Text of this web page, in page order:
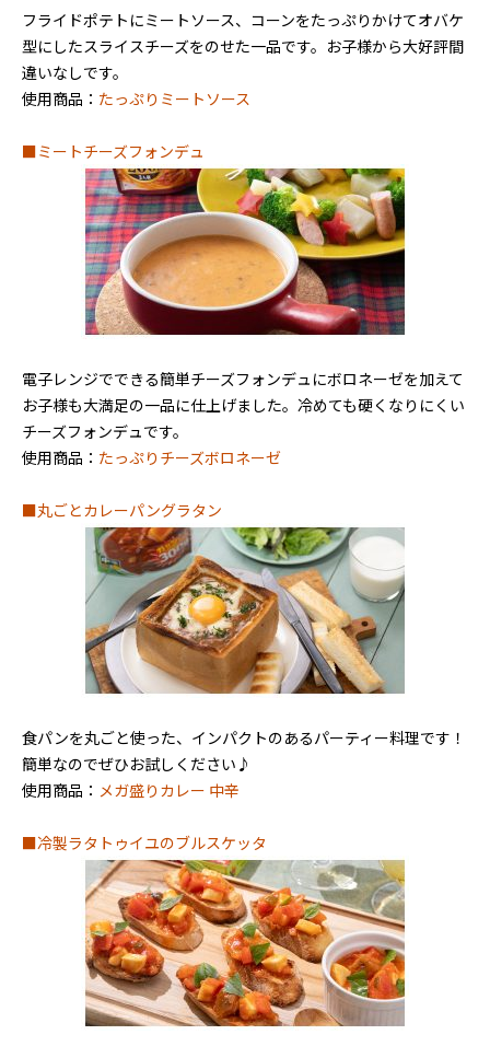
フライドポテトにミートソース、コーンをたっぷりかけてオバケ
型にしたスライスチーズをのせた一品です。お子様から大好評間
違いなしです。
使用商品： たっぷりミートソース
■ミートチーズフォンデュ
電子レンジでできる簡単チーズフォンデュにボロネーゼを加えて
お子様も大満足の一品に仕上げました。冷めても硬くなりにくい
チーズフォンデュです。
使用商品： たっぷりチーズボロネーゼ
■丸ごとカレーパングラタン
⾷パンを丸ごと使った、インパクトのあるパーティー料理です！
簡単なのでぜひお試しください♪
使用商品： メガ盛りカレー 中辛
■冷製ラタトゥイユのブルスケッタ